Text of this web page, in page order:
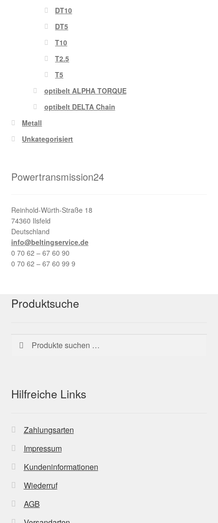
DT10
DT5
T10
T2.5
T5
optibelt ALPHA TORQUE
optibelt DELTA Chain
Metall
Unkategorisiert
Powertransmission24
Reinhold-Würth-Straße 18
74360 Ilsfeld
Deutschland
info@beltingservice.de
0 70 62 – 67 60 90
0 70 62 – 67 60 99 9
Produktsuche
Suchen
nach:
Suchen
Hilfreiche Links
Zahlungsarten
Impressum
Kundeninformationen
Wiederruf
AGB